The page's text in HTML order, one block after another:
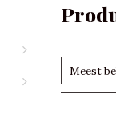
Meest